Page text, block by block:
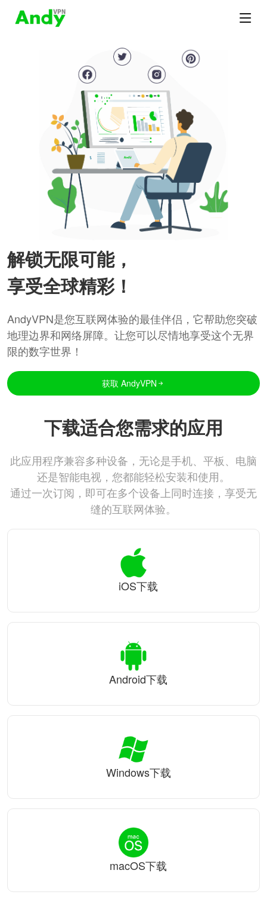
解锁无限可能，
享受全球精彩！
AndyVPN是您互联网体验的最佳伴侣，它帮助您突破
地理边界和网络屏障。让您可以尽情地享受这个无界
限的数字世界！
获取 AndyVPN
下载适合您需求的应用
此应用程序兼容多种设备，无论是手机、平板、电脑
还是智能电视，您都能轻松安装和使用。
通过一次订阅，即可在多个设备上同时连接，享受无
缝的互联网体验。
iOS下载
Android下载
Windows下载
macOS下载